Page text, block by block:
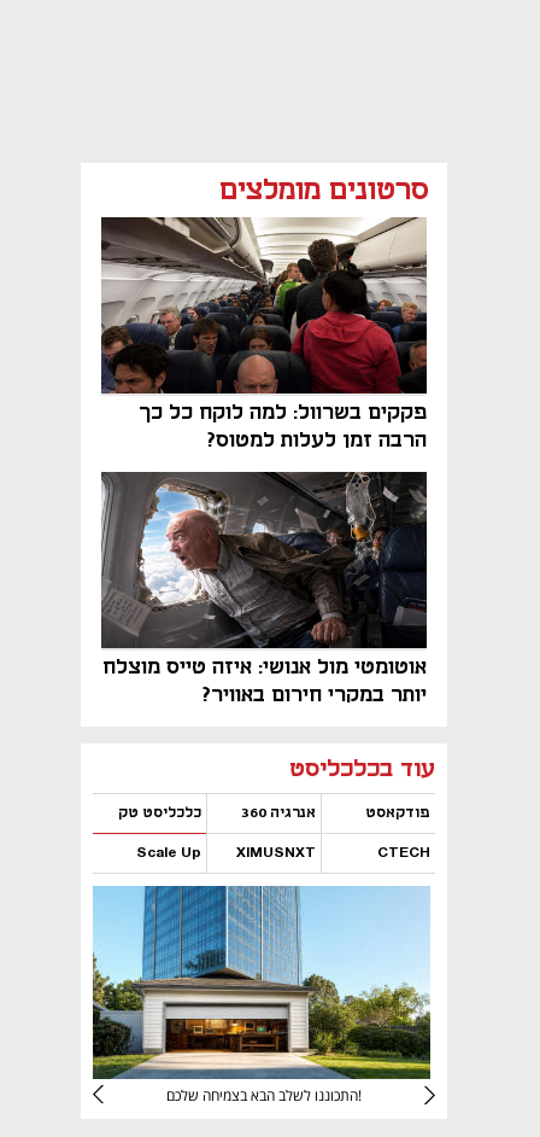
סרטונים מומלצים
פקקים בשרוול: למה לוקח כל כך
הרבה זמן לעלות למטוס?
אוטומטי מול אנושי: איזה טייס מוצלח
יותר במקרי חירום באוויר?
עוד בכלכליסט
פודקאסט אנרגיה 360 כלכליסט טק
CTECH
XIMUSNXT
Scale Up
נפתח בכרטיסייה חדשה
התכוננו לשלב הבא בצמיחה שלכם!
נפתח בכרטיסייה חדשה